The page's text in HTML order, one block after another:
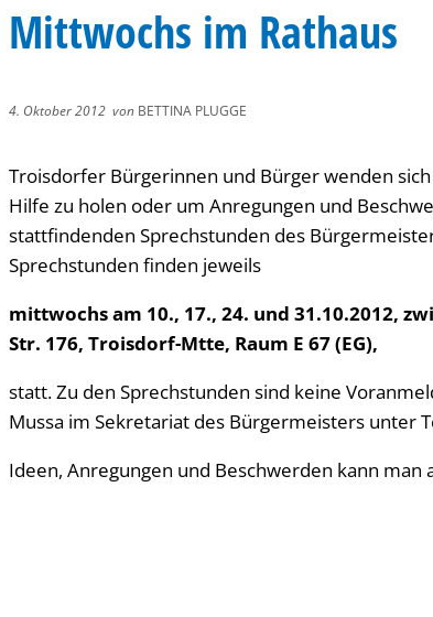
Mittwochs im Rathaus
4. Oktober 2012 von BETTINA PLUGGE
Troisdorfer Bürgerinnen und Bürger wenden
Hilfe zu holen oder um Anregungen und
stattfindenden Sprechstunden des
Sprechstunden finden jeweils
mittwochs am 10., 17., 24. und 31.10.2012,
Str. 176, Troisdorf-Mtte, Raum E 67 (EG),
statt. Zu den Sprechstunden sind keine
Mussa im Sekretariat des Bürgermeisters unter
Ideen, Anregungen und Beschwerden kann man